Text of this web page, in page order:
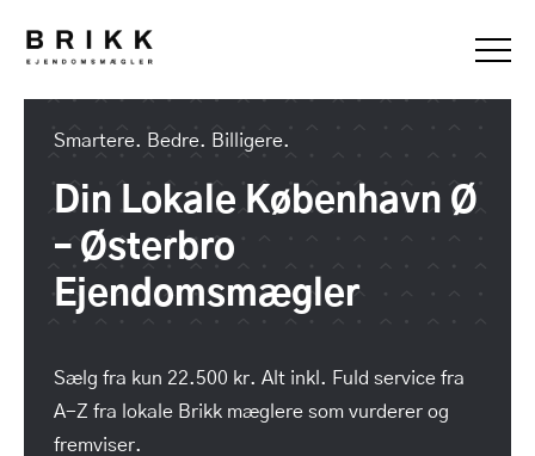
Smartere. Bedre. Billigere.
Din Lokale København Ø
– Østerbro
Ejendomsmægler
Sælg fra kun 22.500 kr. Alt inkl. Fuld service fra
A-Z fra lokale Brikk mæglere som vurderer og
fremviser.